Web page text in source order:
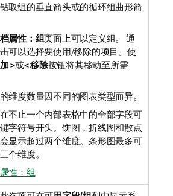
取组的垂直箭头或的循环组曲形箭
属性：组页面上可以定义组。 通
可以选择要使用/移除的项目。使
>或< 移除按钮将其移动至所需
维度数量因不同的图表类型而异。
不止一个内部表格中的全部字段可
字符号开头。饼图，折线图和散点
显示超过两个维度。条形图最多可
个维度。
性：组